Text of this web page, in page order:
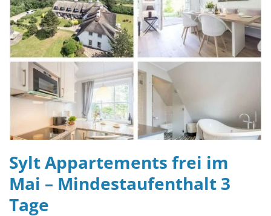
Sylt Appartements frei im
Mai – Mindestaufenthalt 3
Tage